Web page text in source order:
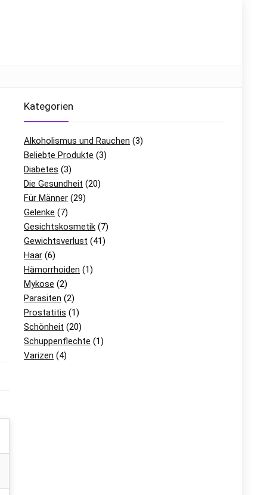
Kategorien
Alkoholismus und Rauchen (3)
Beliebte Produkte (3)
Diabetes (3)
Die Gesundheit (20)
Für Männer (29)
Gelenke (7)
Gesichtskosmetik (7)
Gewichtsverlust (41)
Haar (6)
Hämorrhoiden (1)
Mykose (2)
Parasiten (2)
Prostatitis (1)
Schönheit (20)
Schuppenflechte (1)
Varizen (4)